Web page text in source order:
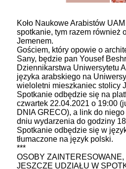
Koło Naukowe Arabistów
spotkanie, tym razem również
Jemenem.
Gościem, który opowie o
Sany, będzie pan Yousef
Dziennikarstwa Uniwersytetu
języka arabskiego na
wieloletni mieszkaniec stolicy
Spotkanie odbędzie się na
czwartek 22.04.2021 o 19:00
DNIA GRECO), a link do
dniu wydarzenia do godziny
Spotkanie odbędzie się w
tłumaczone na język polski.
***
OSOBY
JESZCZE UDZIAŁU W